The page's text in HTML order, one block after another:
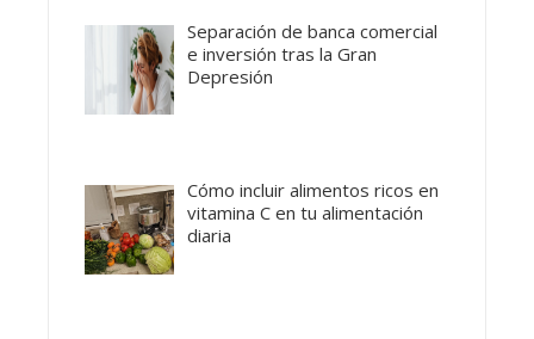
Separación de banca comercial
e inversión tras la Gran
Depresión
Cómo incluir alimentos ricos en
vitamina C en tu alimentación
diaria